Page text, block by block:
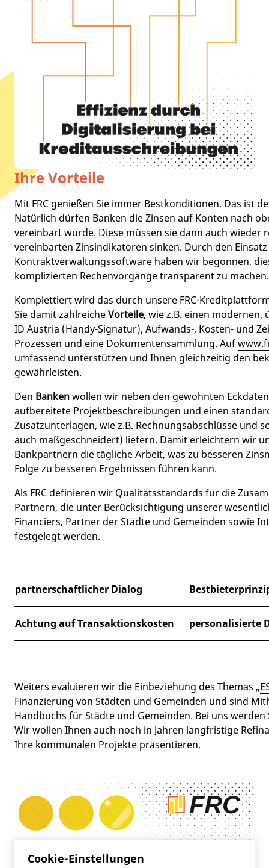
Cookie-Einstellungen
Ihre Vorteile
Mit FRC genießen Sie immer Bestkonditionen. Das ist
Natürlich dürfen Banken die Zinsen auf Konten nach
vereinbart wurde. Diese müssen sie dann auch wieder
vereinbarten Zinsindikatoren sinken. Durch den
Kontraktverwaltungssoftware haben wir begonnen,
komplizierten Rechenvorgänge transparent zu machen.
Komplettiert wird das durch unsere FRC-
Sie damit zahlreicheVorteile, wie z.B. einen
ID Austria (Handy-Signatur), Aufwands-, Kosten- und
Prozessen und eine Dokumentensammlung. Auf
umfassend unterstützen und Ihnen gleichzeitig den
gewährleisten.
Den Bankenwollen wir neben den gewohnten
aufbereitete Projektbeschreibungen und einen
Zusatzunterlagen, wie z.B. Rechnungsabschlüsse und
auch maßgeschneidert) liefern. Damit erleichtern wir
Bankpartnern die tägliche Arbeit, was zu besseren
Folge zu besseren Ergebnissen führen kann.
Als FRC definieren wir Qualitätsstandards für die
Partnern, die unter Berücksichtigung unserer
Financiers, Partner der Städte und Gemeinden sowie
festgelegt werden.
partnerschaftlicher Dialog
Achtung auf Transaktionskosten personalisierte
Weiters evaluieren wir die Einbeziehung des Themas „
Finanzierung von Städten und Gemeinden und sind
Handbuchs für Städte und Gemeinden. Bei uns
Wir wollen Ihnen auch noch in Jahren langfristige
Ihre kommunalen Projekte präsentieren.